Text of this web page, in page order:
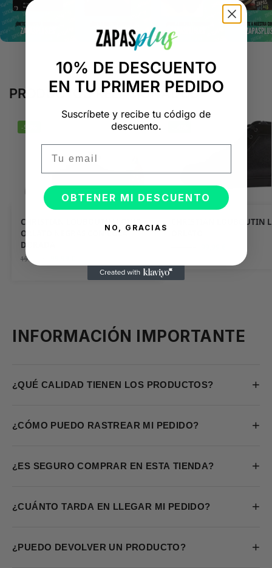
PRODUCTOS RELACIONADOS
-50%
CHRISTIAN LOUBOUTIN LOUIS
ORLATO NEGRAS CON COLA
DORADA
199,98
CHRISTIAN LOUBOUTIN
INFORMACIÓN IMPORTANTE
¿QUÉ CALIDAD TIENEN LOS PRODUCTOS? +
¿CÓMO PUEDO RASTREAR MI PEDIDO? +
¿ES SEGURO COMPRAR EN ESTA TIENDA? +
¿CUÁNTO TARDA EN LLEGAR MI PEDIDO? +
¿PUEDO DEVOLVER UN PRODUCTO? +
10% DE DESCUENTO
EN TU PRIMER PEDIDO
Suscríbete y recibe tu código de
descuento.
OBTENER MI DESCUENTO
NO, GRACIAS